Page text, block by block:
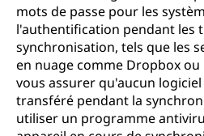
mots de passe pour les
l'authentification pendant les
synchronisation, tels que les
en nuage comme Dropbox
vous assurer qu'aucun
transféré pendant la
utiliser un programme